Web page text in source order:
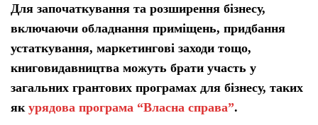
Для започаткування та розширення бізнесу,
включаючи обладнання приміщень, придбання
устаткування, маркетингові заходи тощо,
книговидавництва можуть брати участь у
загальних грантових програмах для бізнесу, таких
як урядова програма “Власна справа”.